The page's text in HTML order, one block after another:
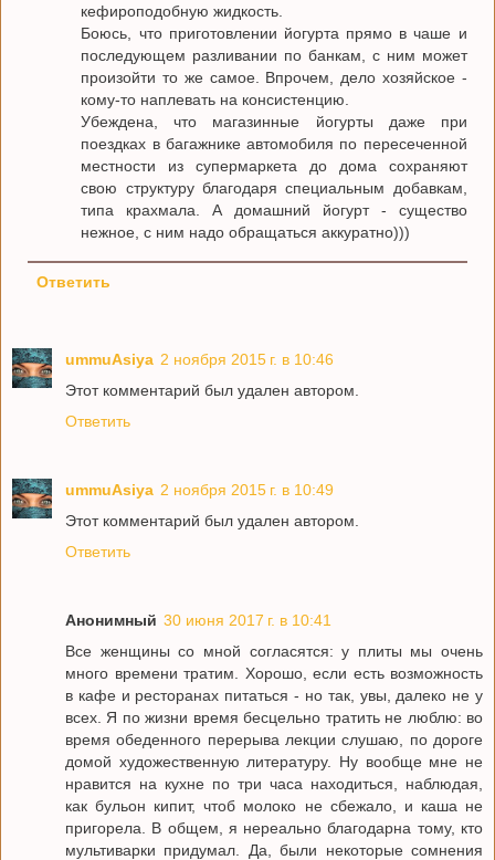
кефироподобную жидкость.
Боюсь, что приготовлении йогурта прямо в чаше и
последующем разливании по банкам, с ним может
произойти то же самое. Впрочем, дело хозяйское -
кому-то наплевать на консистенцию.
Убеждена, что магазинные йогурты даже при
поездках в багажнике автомобиля по пересеченной
местности из супермаркета до дома сохраняют
свою структуру благодаря специальным добавкам,
типа крахмала. А домашний йогурт - существо
нежное, с ним надо обращаться аккуратно)))
Ответить
ummuAsiya 2 ноября 2015 г. в 10:46
Этот комментарий был удален автором.
Ответить
ummuAsiya 2 ноября 2015 г. в 10:49
Этот комментарий был удален автором.
Ответить
Анонимный 30 июня 2017 г. в 10:41
Все женщины со мной согласятся: у плиты мы очень
много времени тратим. Хорошо, если есть возможность
в кафе и ресторанах питаться - но так, увы, далеко не у
всех. Я по жизни время бесцельно тратить не люблю: во
время обеденного перерыва лекции слушаю, по дороге
домой художественную литературу. Ну вообще мне не
нравится на кухне по три часа находиться, наблюдая,
как бульон кипит, чтоб молоко не сбежало, и каша не
пригорела. В общем, я нереально благодарна тому, кто
мультиварки придумал. Да, были некоторые сомнения